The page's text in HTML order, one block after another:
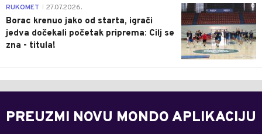
0
RUKOMET 27.07.2026.
Borac krenuo jako od starta, igrači
jedva dočekali početak priprema: Cilj se
zna - titula!
PREUZMI NOVU MONDO APLIKACIJU